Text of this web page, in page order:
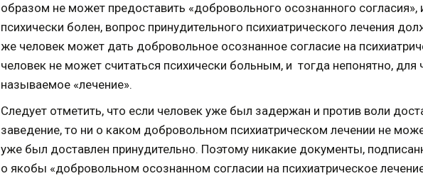
образом не может предоставить «добровольного осознанного согласия»,
психически болен, вопрос принудительного психиатрического лечения
же человек может дать добровольное осознанное согласие на
человек не может считаться психически больным, и тогда непонятно, для
называемое «лечение».
Следует отметить, что если человек уже был задержан и против воли
заведение, то ни о каком добровольном психиатрическом лечении не
уже был доставлен принудительно. Поэтому никакие документы,
о якобы «добровольном осознанном согласии на психиатрическое